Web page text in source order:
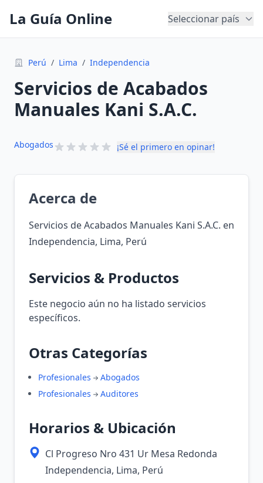
La Guía Online Seleccionar país
Perú / Lima / Independencia
Servicios de Acabados
Manuales Kani S.A.C.
Abogados ¡Sé el primero en opinar!
Acerca de
Servicios de Acabados Manuales Kani S.A.C. en
Independencia, Lima, Perú
Servicios & Productos
Este negocio aún no ha listado servicios
específicos.
Otras Categorías
Profesionales
Abogados
Profesionales
Auditores
Horarios & Ubicación
Cl Progreso Nro 431 Ur Mesa Redonda
Independencia, Lima, Perú